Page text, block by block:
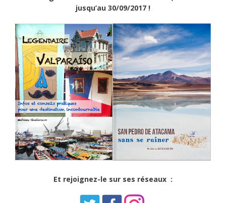
jusqu’au 30/09/2017 !
Et rejoignez-le sur ses réseaux :